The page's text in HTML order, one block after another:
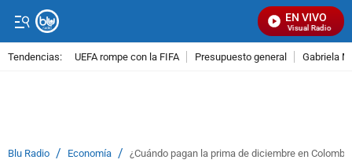
EN VIVO
Señal Visual Radio
Tendencias: UEFA rompe con la FIFA Presupuesto general Gabriela
Blu Radio / Economía / ¿Cuándo pagan la prima de diciembre en